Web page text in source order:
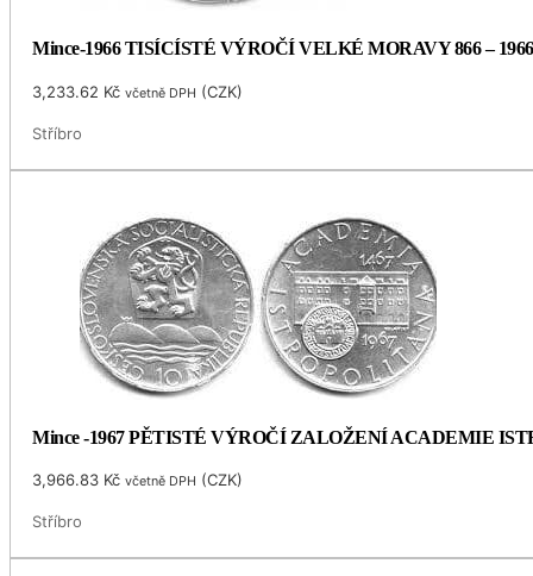
Mince-1966 TISÍCÍSTÉ VÝROČÍ VELKÉ MORAVY 866 – 1966
3,233.62 Kč včetně DPH (CZK)
Stříbro
Mince -1967 PĚTISTÉ VÝROČÍ ZALOŽENÍ ACADEMIE
3,966.83 Kč včetně DPH (CZK)
Stříbro